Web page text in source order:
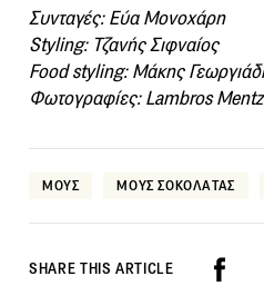
Συνταγές: Εύα Μονοχάρη
Styling: Τζανής Σιφναίος
Food styling: Μάκης
Φωτογραφίες: Lambros
ΜΟΥΣ ΜΟΥΣ ΣΟΚΟΛΑΤΑΣ
SHARE THIS ARTICLE